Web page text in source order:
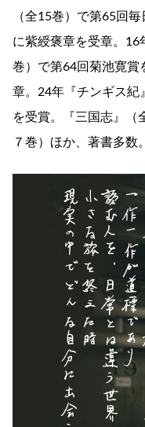
（全15巻）で第65回
に紫綬褒章を受章。16
巻）で第64回菊池寛賞
章。24年『チンギス紀
を受賞。『三国志』
７巻）ほか、著書多数。